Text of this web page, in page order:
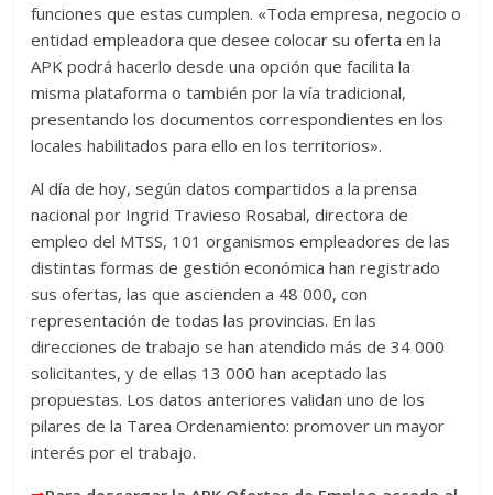
funciones que estas cumplen. «Toda empresa, negocio o
entidad empleadora que desee colocar su oferta en la
APK podrá hacerlo desde una opción que facilita la
misma plataforma o también por la vía tradicional,
presentando los documentos correspondientes en los
locales habilitados para ello en los territorios».
Al día de hoy, según datos compartidos a la prensa
nacional por Ingrid Travieso Rosabal, directora de
empleo del MTSS, 101 organismos empleadores de las
distintas formas de gestión económica han registrado
sus ofertas, las que ascienden a 48 000, con
representación de todas las provincias. En las
direcciones de trabajo se han atendido más de 34 000
solicitantes, y de ellas 13 000 han aceptado las
propuestas. Los datos anteriores validan uno de los
pilares de la Tarea Ordenamiento: promover un mayor
interés por el trabajo.